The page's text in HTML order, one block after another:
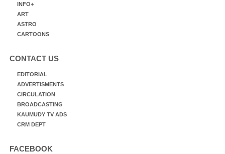
INFO+
ART
ASTRO
CARTOONS
CONTACT US
EDITORIAL
ADVERTISMENTS
CIRCULATION
BROADCASTING
KAUMUDY TV ADS
CRM DEPT
FACEBOOK